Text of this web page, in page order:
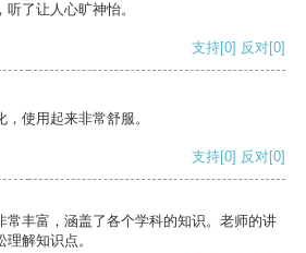
了让人心旷神怡。
支持[0] 反对[0]
使用起来非常舒服。
支持[0] 反对[0]
常丰富，涵盖了各个学科的知识。老师的讲
解知识点。